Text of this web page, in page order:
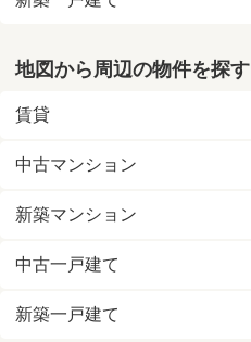
地図から周辺の物件を探す
賃貸
中古マンション
新築マンション
中古一戸建て
新築一戸建て